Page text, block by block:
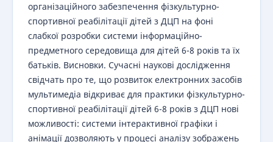
організаційного забезпечення фізкультурно-
спортивної реабілітації дітей з ДЦП на фоні
слабкої розробки системи інформаційно-
предметного середовища для дітей 6-8 років та їх
батьків. Висновки. Сучасні наукові дослідження
свідчать про те, що розвиток електронних засобів
мультимедіа відкриває для практики фізкультурно-
спортивної реабілітації дітей 6-8 років з ДЦП нові
можливості: системи інтерактивної графіки і
анімації дозволяють у процесі аналізу зображень